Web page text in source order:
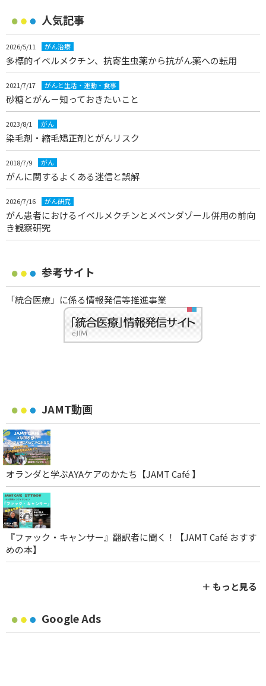
人気記事
2026/5/11 がん治療
多標的イベルメクチン、抗寄生虫薬から抗がん薬への転用
2021/7/17 がんと生活・運動・食事
砂糖とがん－知っておきたいこと
2023/8/1 がん
染毛剤・縮毛矯正剤とがんリスク
2018/7/9 がん
がんに関するよくある迷信と誤解
2026/7/16 がん研究
がん患者におけるイベルメクチンとメベンダゾール併用の前向
き観察研究
参考サイト
「統合医療」に係る情報発信等推進事業
JAMT動画
オランダと学ぶAYAケアのかたち【JAMT Café 】
『ファック・キャンサー』翻訳者に聞く！【JAMT Café おすす
めの本】
＋ もっと見る
Google Ads